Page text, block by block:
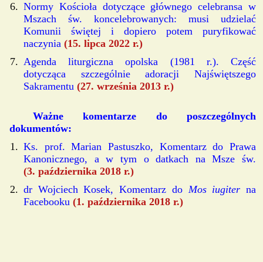
Normy Kościoła dotyczące głównego celebransa w
Mszach św. koncelebrowanych: musi udzielać
Komunii świętej i dopiero potem puryfikować
naczynia (15. lipca 2022 r.)
Agenda liturgiczna opolska (1981 r.). Część
dotycząca szczególnie adoracji Najświętszego
Sakramentu (27. września 2013 r.)
Ważne komentarze do poszczególnych
dokumentów:
Ks. prof. Marian Pastuszko, Komentarz do Prawa
Kanonicznego, a w tym o datkach na Msze św.
(3. października 2018 r.)
dr Wojciech Kosek, Komentarz do Mos iugiter na
Facebooku (1. października 2018 r.)